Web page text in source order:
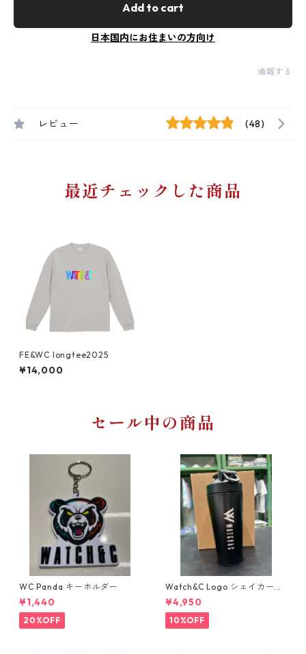
Add to cart
日本国内にお住まいの方向け
通報する
レビュー (48)
最近チェックした商品
FE&WC longtee2025
¥14,000
セール中の商品
WC Panda キーホルダー
¥1,440
20%OFF
Watch&C Logo シェイカー
Web限定10個‼️
¥4,950
10%OFF